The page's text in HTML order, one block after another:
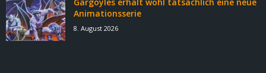
Gargoyles erhält wohl tatsächlich eine neue
Animationsserie
8. August 2026